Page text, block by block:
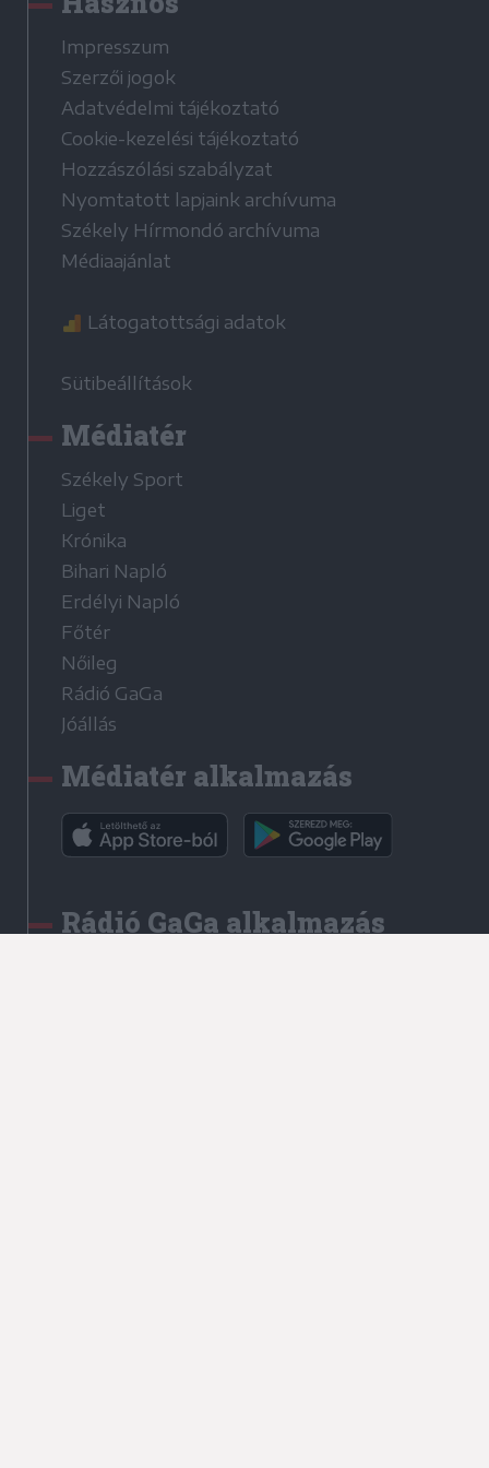
Impresszum
Szerzői jogok
Adatvédelmi tájékoztató
Cookie-kezelési tájékoztató
Hozzászólási szabályzat
Nyomtatott lapjaink archívuma
Székely Hírmondó archívuma
Médiaajánlat
Látogatottsági adatok
Sütibeállítások
Médiatér
Székely Sport
Liget
Krónika
Bihari Napló
Erdélyi Napló
Főtér
Nőileg
Rádió GaGa
Jóállás
Médiatér alkalmazás
Rádió GaGa alkalmazás